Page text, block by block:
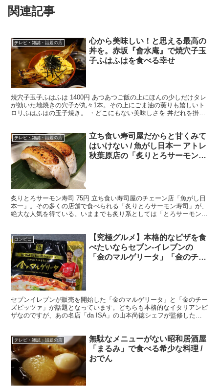
関連記事
テレビ・雑誌・話題の店
心から美味しい！と思える最高の
丼を。赤坂『會水庵』で焼穴子玉
子ふはふはを食べる幸せ
焼穴子玉子ふはふは 1400円 あつあつご飯の上にほんの少しだけタレ
が効いた地焼きの穴子が丸々1本。その上にごま油の薫りも嬉しいト
ロリふはふはの玉子焼き。 ・どこにもない美味しさを 丼だれを掛け
テレビ・雑誌・話題の店
立ち食い寿司屋だからと甘くみて
はいけない / 魚がし日本一 アトレ
秋葉原店の「炙りとろサーモン寿
炙りとろサーモン寿司 75円 立ち食い寿司屋のチェーン店「魚がし日
本一」。その多くの店舗で食べられる「炙りとろサーモン寿司」が、
絶大な人気を得ている。いままでも炙り系としては「とろサーモンマ
コンビニ
【究極グルメ】本格的なピザを食
べたいならセブン-イレブンの
「金のマルゲリータ」「金のチー
セブンイレブンが販売を開始した「金のマルゲリータ」と「金のチー
ズピッツァ」が話題となっています。どちらも本格的なイタリアンピ
ザなのですが、あの名店「da ISA」の山本尚徳シェフが監修したと
テレビ・雑誌・話題の店
無駄なメニューがない昭和居酒屋
「まるみ」で食べる希少な料理 /
おでん